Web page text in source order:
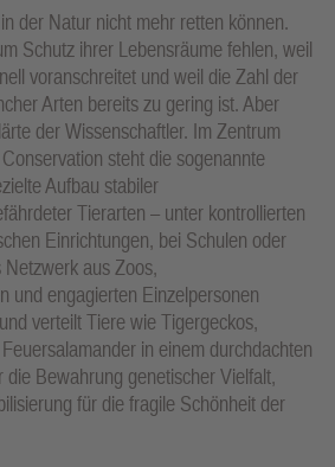
der Natur nicht mehr retten können.
Schutz ihrer Lebensräume fehlen, weil
voranschreitet und weil die Zahl der
Arten bereits zu gering ist. Aber
der Wissenschaftler. Im Zentrum
steht die sogenannte
Aufbau stabiler
Tierarten – unter kontrollierten
Einrichtungen, bei Schulen oder
aus Zoos,
und engagierten Einzelpersonen
verteilt Tiere wie Tigergeckos,
in einem durchdachten
die Bewahrung genetischer Vielfalt,
für die fragile Schönheit der